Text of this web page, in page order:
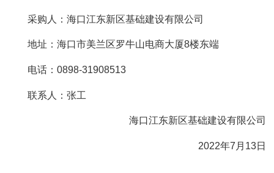
采购人：海口江东新区基础建设有限公司
地址：海口市美兰区罗牛山电商大厦8楼东端
电话：0898-31908513
联系人：张工
海口江东新区基础建设有限公司
2022年7月13日